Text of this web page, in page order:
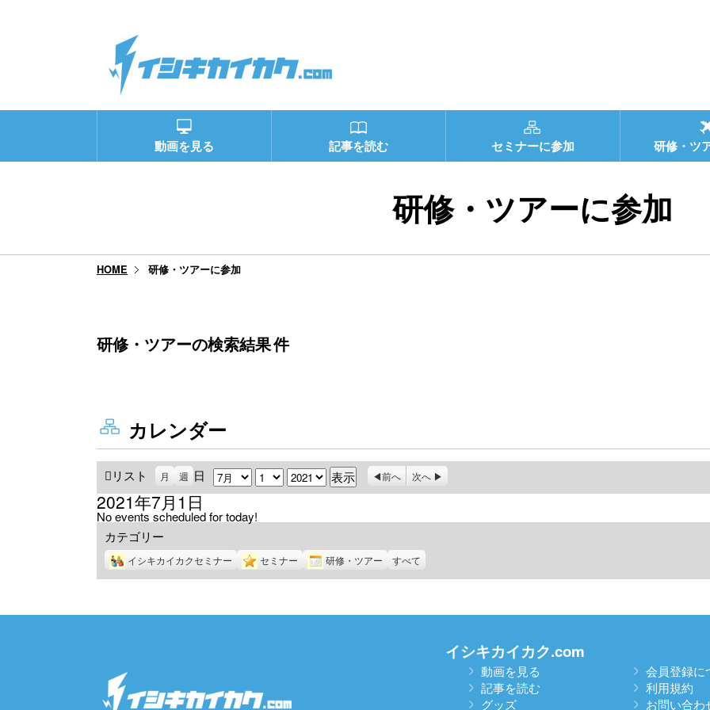
動画を見る 記事を読む セミナーに参加 研修・ツ
研修・ツアーに参加
HOME 研修・ツアーに参加
研修・ツアーの検索結果件
カレンダー
リスト
示
月 週 日 月 日 年 前へ 次へ
2021年7月1日
No events scheduled for today!
カテゴリー
イシキカイカクセミナー セミナー 研修・ツアー すべて
イシキカイカク.com
動画を見る
記事を読む
グッズ
会員登録に
利用規約
お問い合わ